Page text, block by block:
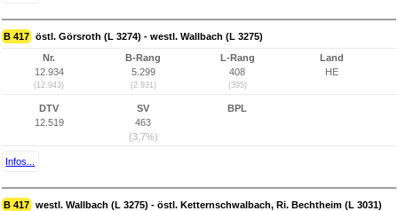
B 417 östl. Görsroth (L 3274) - westl. Wallbach (L 3275)
Nr.
12.934
(12.943)
B-Rang
5.299
(2.931)
L-Rang
408
(395)
Land
HE
DTV
12.519
SV
463
(3,7%)
BPL
Infos...
B 417 westl. Wallbach (L 3275) - östl. Ketternschwalbach, Ri. Bechtheim (L 3031)